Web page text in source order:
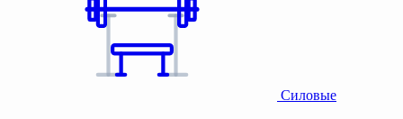
Силовые